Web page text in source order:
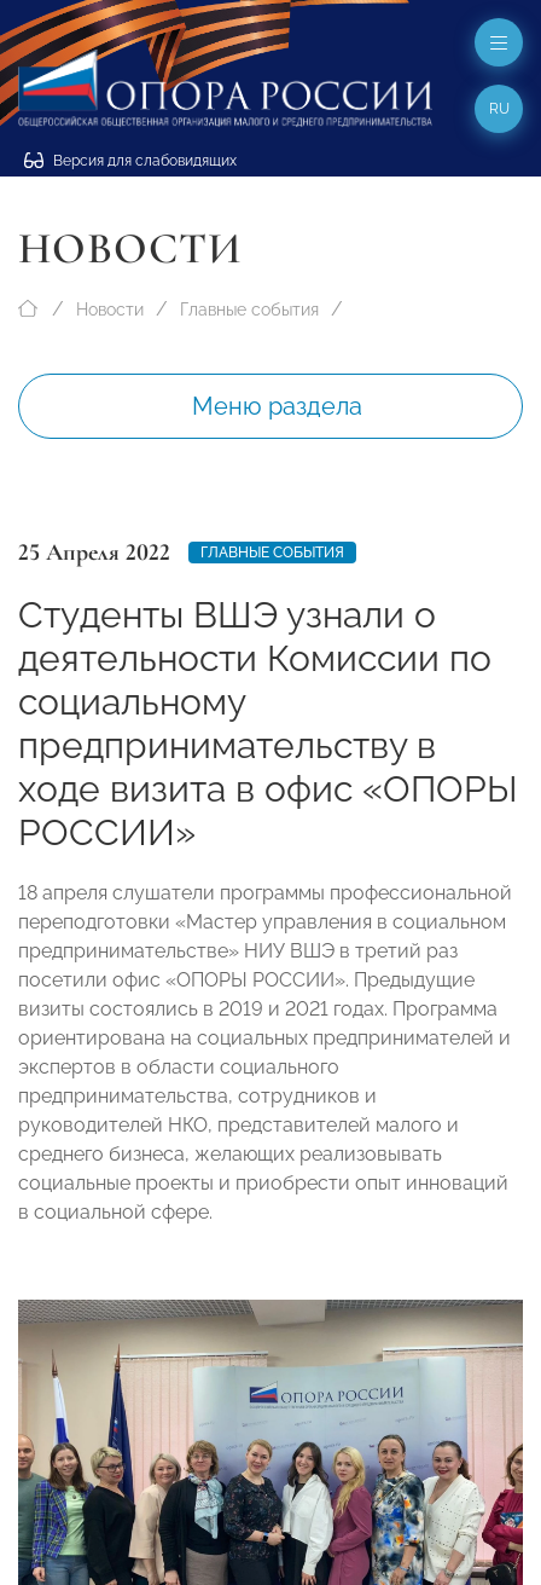
Версия для слабовидящих
RU
НОВОСТИ
Новости Главные события
Меню раздела
25 Апреля 2022 ГЛАВНЫЕ СОБЫТИЯ
Студенты ВШЭ узнали о
деятельности Комиссии по
социальному
предпринимательству в
ходе визита в офис «ОПОРЫ
РОССИИ»
18 апреля слушатели программы профессиональной
переподготовки «Мастер управления в социальном
предпринимательстве» НИУ ВШЭ в третий раз
посетили офис «ОПОРЫ РОССИИ». Предыдущие
визиты состоялись в 2019 и 2021 годах. Программа
ориентирована на социальных предпринимателей и
экспертов в области социального
предпринимательства, сотрудников и
руководителей НКО, представителей малого и
среднего бизнеса, желающих реализовывать
социальные проекты и приобрести опыт инноваций
в социальной сфере.